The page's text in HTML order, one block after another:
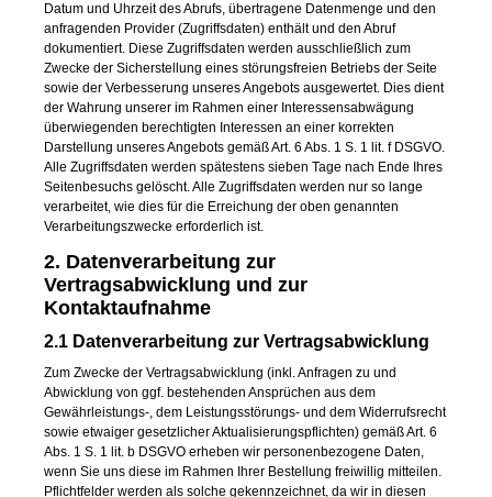
Datum und Uhrzeit des Abrufs, übertragene Datenmenge und den
anfragenden Provider (Zugriffsdaten) enthält und den Abruf
dokumentiert. Diese Zugriffsdaten werden ausschließlich zum
Zwecke der Sicherstellung eines störungsfreien Betriebs der Seite
sowie der Verbesserung unseres Angebots ausgewertet. Dies dient
der Wahrung unserer im Rahmen einer Interessensabwägung
überwiegenden berechtigten Interessen an einer korrekten
Darstellung unseres Angebots gemäß Art. 6 Abs. 1 S. 1 lit. f DSGVO.
Alle Zugriffsdaten werden spätestens sieben Tage nach Ende Ihres
Seitenbesuchs gelöscht. Alle Zugriffsdaten werden nur so lange
verarbeitet, wie dies für die Erreichung der oben genannten
Verarbeitungszwecke erforderlich ist.
2. Datenverarbeitung zur
Vertragsabwicklung und zur
Kontaktaufnahme
2.1 Datenverarbeitung zur Vertragsabwicklung
Zum Zwecke der Vertragsabwicklung (inkl. Anfragen zu und
Abwicklung von ggf. bestehenden Ansprüchen aus dem
Gewährleistungs-, dem Leistungsstörungs- und dem Widerrufsrecht
sowie etwaiger gesetzlicher Aktualisierungspflichten) gemäß Art. 6
Abs. 1 S. 1 lit. b DSGVO erheben wir personenbezogene Daten,
wenn Sie uns diese im Rahmen Ihrer Bestellung freiwillig mitteilen.
Pflichtfelder werden als solche gekennzeichnet, da wir in diesen